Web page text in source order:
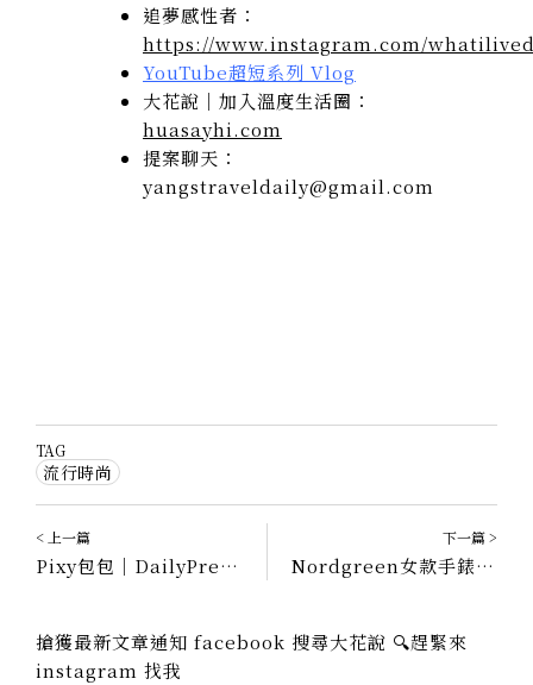
追夢感性者：
https://www.instagram.com/
YouTube超短系列 Vlog
大花說｜加入溫度生活圈：
huasayhi.com
提案聊天：
yangstraveldaily@gmail.com
TAG
流行時尚
< 上一篇
Pixy包包｜DailyPresh Bun 腰包斜挎包，越簡單越沒負擔，這是質感生活
下一篇 >
Nordgreen女款手錶推薦？THE UNIKA 最優雅的那一個
搶獲最新文章通知 facebook 搜尋大花說 🔍趕緊來
instagram 找我